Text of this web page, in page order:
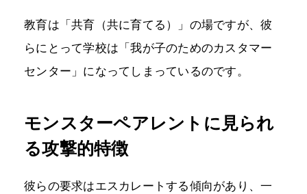
教育は「共育（共に育てる）」の場ですが、彼
らにとって学校は「我が子のためのカスタマー
センター」になってしまっているのです。
モンスターペアレントに見られ
る攻撃的特徴
彼らの要求はエスカレートする傾向があり、一